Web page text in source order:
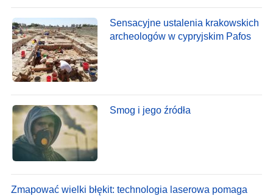
Sensacyjne ustalenia krakowskich
archeologów w cypryjskim Pafos
Smog i jego źródła
Zmapować wielki błękit: technologia laserowa pomaga